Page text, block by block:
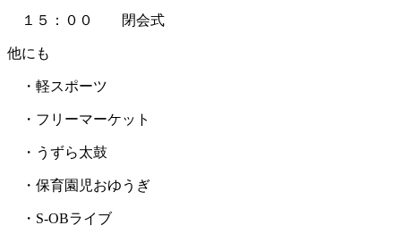
１５：００ 閉会式
他にも
・軽スポーツ
・フリーマーケット
・うずら太鼓
・保育園児おゆうぎ
・S-OBライブ